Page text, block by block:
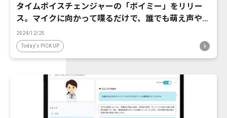
タイムボイスチェンジャーの「ボイミー」をリリー
ス。マイクに向かって喋るだけで、誰でも萌え声やイ
ケボ風に音声変換が可能に。
2024/12/25
Today's PICK UP